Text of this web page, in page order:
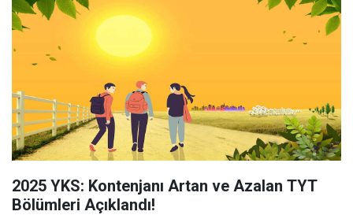
2025 YKS: Kontenjanı Artan ve Azalan TYT
Bölümleri Açıklandı!